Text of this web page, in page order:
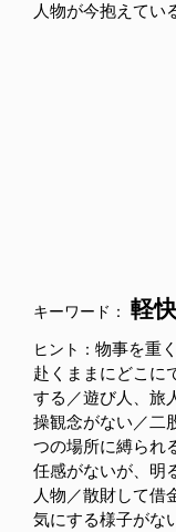
人物が今抱えてい
キーワード： 軽快
ヒント： 物事を重
赴くままにどこに
する／遊び人、旅
操観念がない／二
つの場所に縛られ
任感がないが、明
人物／散財して借
気にする様子がな